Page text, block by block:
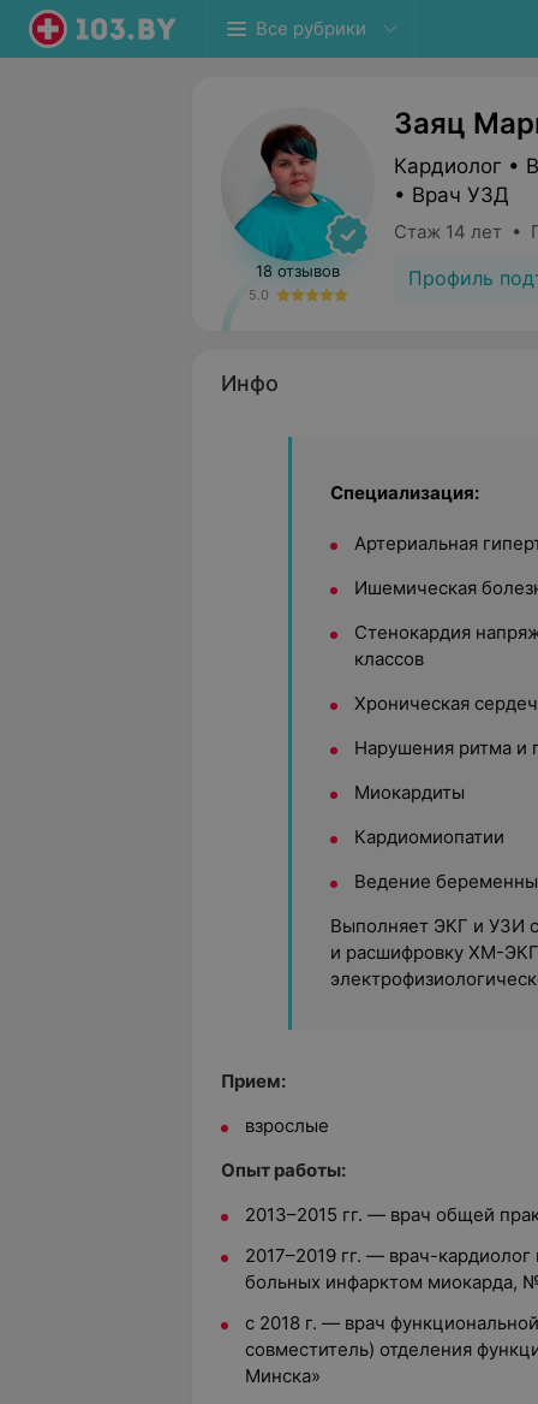
Все рубрики
18 отзывов
5.0
Заяц
Кардиолог •
• Врач УЗД
Стаж 14 лет •
Профиль
Инфо
Специализация:
Артериальная
Ишемическая
Стенокардия
классов
Хроническая
Нарушения ритма и
Миокардиты
Кардиомиопатии
Ведение
Выполняет ЭКГ и УЗИ
и расшифровку ХМ-
Прием:
взрослые
Опыт работы:
2013–2015 гг. — врач общей
2017–2019 гг. — врач-
больных инфарктом миокарда,
с 2018 г. — врач
совместитель) отделения
Минска»